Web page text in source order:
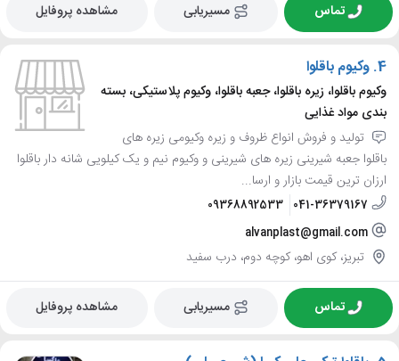
تماس مسیریابی مشاهده پروفایل
4. وکیوم باقلوا
وکیوم باقلوا، زیره باقلوا، جعبه باقلوا، وکیوم پلاستیکی، بسته
بندی مواد غذایی
تولید و فروش انواع ظروف و زیره وکیومی زیره های
باقلوا جعبه شیرینی زیره های شیرینی و وکیوم نیم و یک کیلویی شانه دار باقلوا
ارزان ترین قیمت بازار و ارسا...
041-36379167
09368892533
alvanplast@gmail.com
تبریز، کوی اهو، کوچه دوم، درب سفید
تماس مسیریابی مشاهده پروفایل